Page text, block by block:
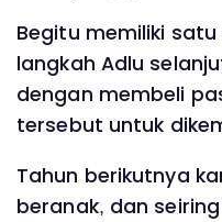
Begitu memiliki
langkah Adlu
dengan membeli
tersebut untuk
Tahun berikutnya
beranak, dan